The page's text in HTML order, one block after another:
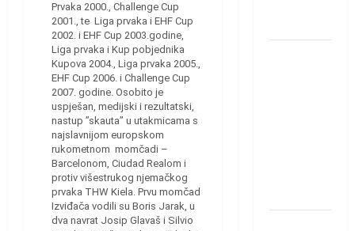
Prvaka 2000., Challenge Cup
2001., te Liga prvaka i EHF Cup
2002. i EHF Cup 2003.godine,
Liga prvaka i Kup pobjednika
Kupova 2004., Liga prvaka 2005.,
EHF Cup 2006. i Challenge Cup
2007. godine. Osobito je
uspješan, medijski i rezultatski,
nastup ’’skauta’’ u utakmicama s
najslavnijom europskom
rukometnom momčadi –
Barcelonom, Ciudad Realom i
protiv višestrukog njemačkog
prvaka THW Kiela. Prvu momčad
Izviđača vodili su Boris Jarak, u
dva navrat Josip Glavaš i Silvio